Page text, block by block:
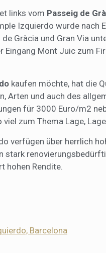
links vom Passeig de
Izquierdo wurde nach
Gràcia und Gran Via
Eingang Mont Juic zum
kaufen möchte, hat die
Arten und auch des
für 3000 Euro/m2
zum Thema Lage,
verfügen über herrlich
stark
hohen Rendite.
Barcelona